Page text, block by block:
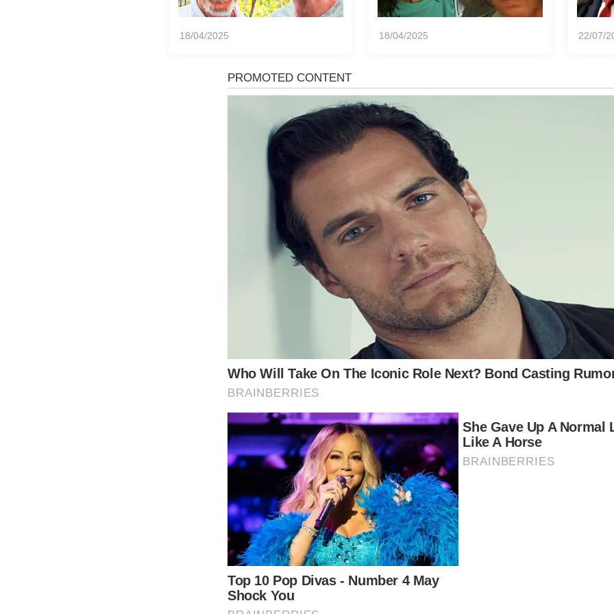
18/04/2025 18/04/2025 22/07/